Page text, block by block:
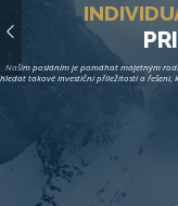
Naším posláním je pomáhat majetným
hledat takové investiční příležitosti a